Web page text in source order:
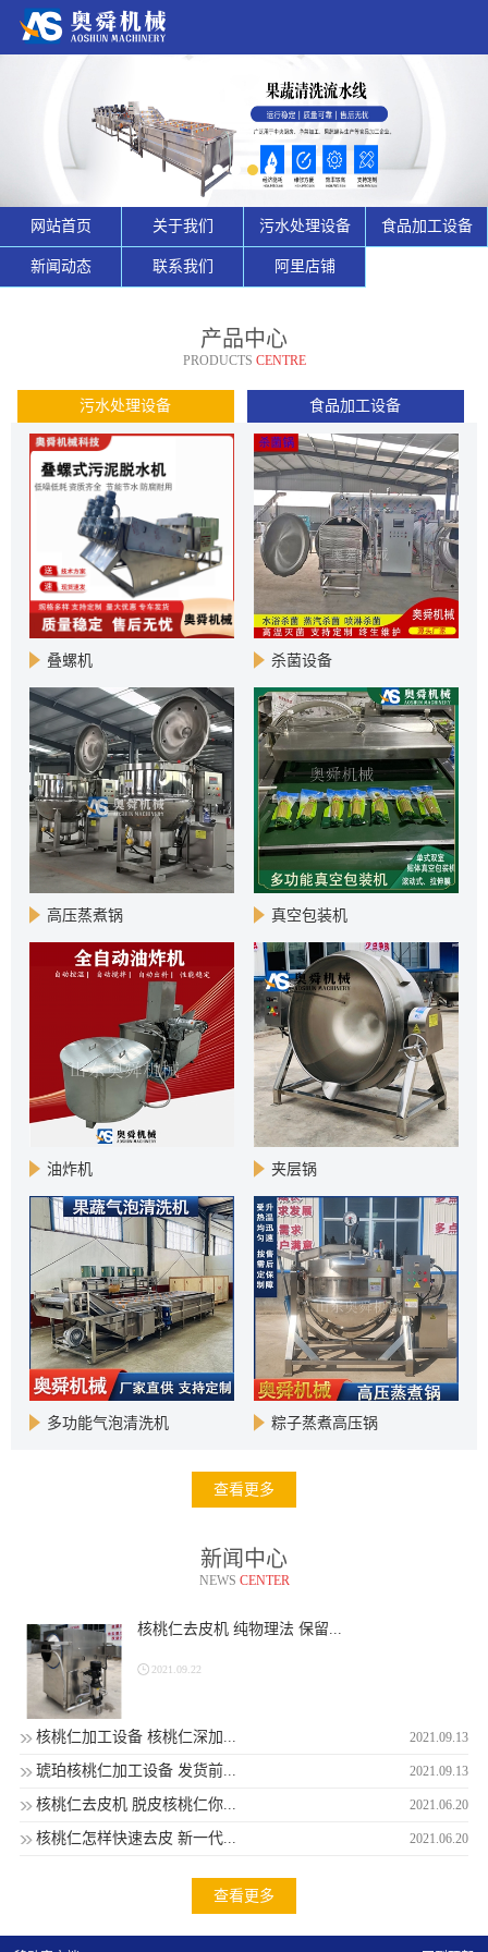
网站首页 关于我们 污水处理设备 食品加工设备
新闻动态 联系我们 阿里店铺
产品中心
PRODUCTS CENTRE
污水处理设备 食品加工设备
叠螺机 杀菌设备
高压蒸煮锅 真空包装机
油炸机 夹层锅
多功能气泡清洗机 粽子蒸煮高压锅
查看更多
新闻中心
NEWS CENTER
核桃仁去皮机 纯物理法 保留...
2021.09.22
核桃仁加工设备 核桃仁深加... 2021.09.13
琥珀核桃仁加工设备 发货前... 2021.09.13
核桃仁去皮机 脱皮核桃仁你... 2021.06.20
核桃仁怎样快速去皮 新一代... 2021.06.20
查看更多